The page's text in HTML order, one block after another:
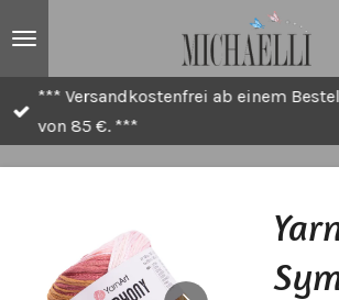
*** Versandkostenfrei ab einem
von 85 €. ***